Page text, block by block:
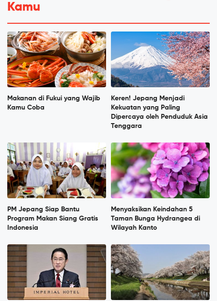
Kamu
Makanan di Fukui yang Wajib
Kamu Coba
Keren! Jepang Menjadi
Kekuatan yang Paling
Dipercaya oleh Penduduk Asia
Tenggara
PM Jepang Siap Bantu
Program Makan Siang Gratis
Indonesia
Menyaksikan Keindahan 5
Taman Bunga Hydrangea di
Wilayah Kanto